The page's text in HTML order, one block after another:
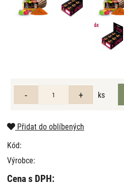
ks
Přidat do oblíbených
Kód:
Výrobce:
Cena s DPH: